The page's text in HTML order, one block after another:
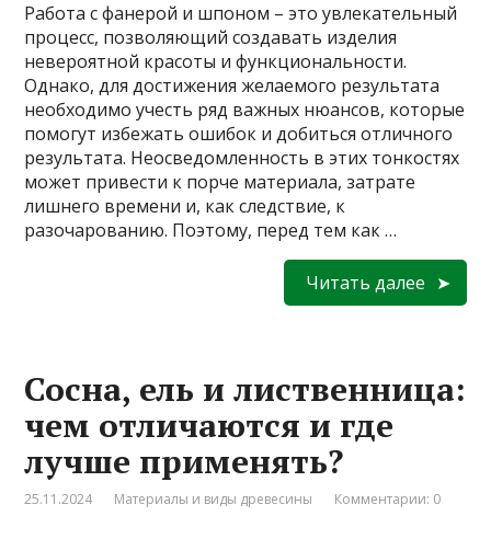
Работа с фанерой и шпоном – это увлекательный
процесс, позволяющий создавать изделия
невероятной красоты и функциональности.
Однако, для достижения желаемого результата
необходимо учесть ряд важных нюансов, которые
помогут избежать ошибок и добиться отличного
результата. Неосведомленность в этих тонкостях
может привести к порче материала, затрате
лишнего времени и, как следствие, к
разочарованию. Поэтому, перед тем как …
Читать далее
Сосна, ель и лиственница:
чем отличаются и где
лучше применять?
25.11.2024 Материалы и виды древесины Комментарии: 0